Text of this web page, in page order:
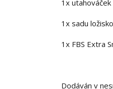
1x utahováček
1x sadu
1x FBS Extra
Dodáván v